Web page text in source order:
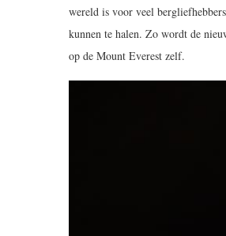
wereld is voor veel
kunnen te halen. Zo wordt de
op de Mount Everest zelf.